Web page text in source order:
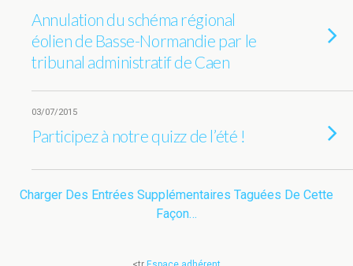
Annulation du schéma régional
éolien de Basse-Normandie par le
tribunal administratif de Caen
03/07/2015
Participez à notre quizz de l’été !
Charger Des Entrées Supplémentaires Taguées De Cette
Façon…